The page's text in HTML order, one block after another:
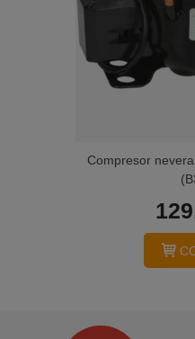
Compresor